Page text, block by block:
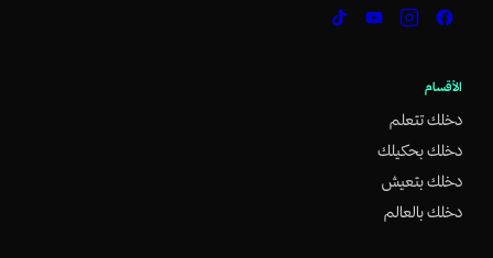
الأقسام
دخلك تتعلم
دخلك بحكيلك
دخلك بتعيش
دخلك بالعالم